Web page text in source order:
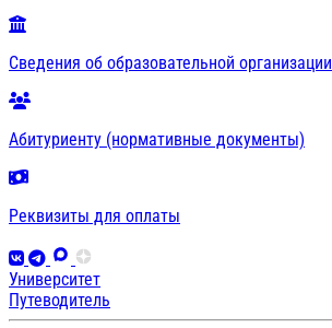
Сведения об образовательной организации
Абитуриенту (нормативные документы)
Реквизиты для оплаты
Университет
Путеводитель